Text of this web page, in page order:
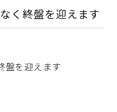
く終盤を迎えます
盤を迎えます